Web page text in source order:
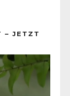
– JETZT